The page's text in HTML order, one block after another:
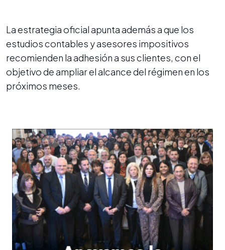
La estrategia oficial apunta además a que los
estudios contables y asesores impositivos
recomienden la adhesión a sus clientes, con el
objetivo de ampliar el alcance del régimen en los
próximos meses.